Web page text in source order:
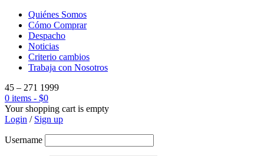
Quiénes Somos
Cómo Comprar
Despacho
Noticias
Criterio cambios
Trabaja con Nosotros
45 – 271 1999
0 items - $0
Your shopping cart is empty
Login / Sign up
Username